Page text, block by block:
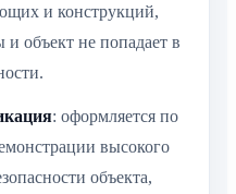
и конструкций,
объект не попадает в
: оформляется по
высокого
объекта,